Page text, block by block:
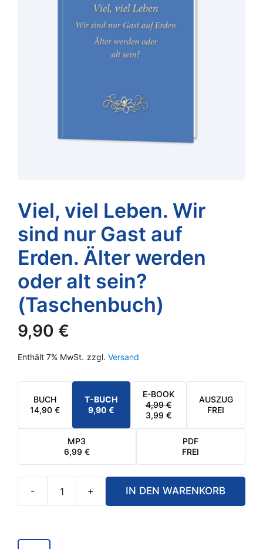
Viel, viel Leben. Wir
sind nur Gast auf
Erden. Älter werden
oder alt sein?
(Taschenbuch)
9,90 €
Enthält 7% MwSt. zzgl. Versand
BUCH
14,90€
T-BUCH
9,90 €
E-BOOK
4,99€
URSPRÜNGLICHER
PREIS
WAR:
4,99 €
3,99 €
AKTUELLER
PREIS
IST:
3,99 €.
AUSZUG
FREI
MP3
6,99 €
PDF
FREI
- + IN DEN WARENKORB